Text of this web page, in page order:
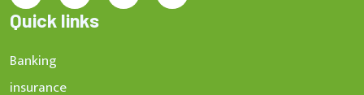
Quick links
Banking
insurance